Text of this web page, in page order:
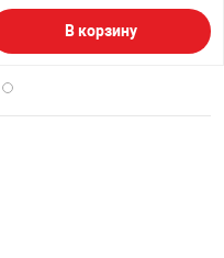
В корзину